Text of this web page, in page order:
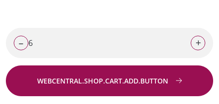
– +
WEBCENTRAL.SHOP.CART.ADD.BUTTON